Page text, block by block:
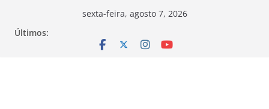
sexta-feira, agosto 7, 2026
Últimos: